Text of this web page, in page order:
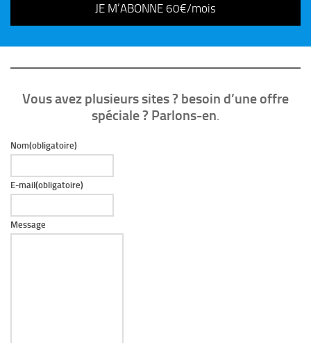
JE M’ABONNE 60€/mois
Vous avez plusieurs sites ? besoin d’une offre
spéciale ? Parlons-en.
Nom(obligatoire)
E-mail(obligatoire)
Message